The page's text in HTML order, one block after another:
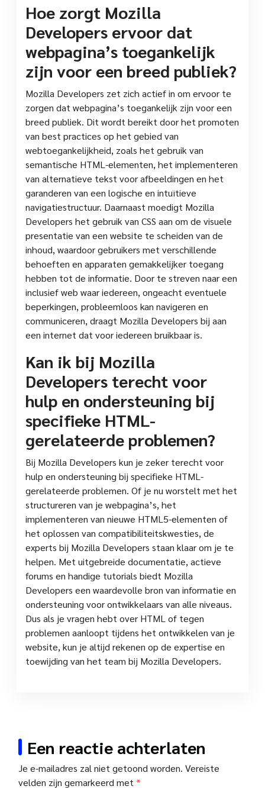
Hoe zorgt Mozilla
Developers ervoor dat
webpagina’s toegankelijk
zijn voor een breed publiek?
Mozilla Developers zet zich actief in om ervoor te
zorgen dat webpagina’s toegankelijk zijn voor een
breed publiek. Dit wordt bereikt door het promoten
van best practices op het gebied van
webtoegankelijkheid, zoals het gebruik van
semantische HTML-elementen, het implementeren
van alternatieve tekst voor afbeeldingen en het
garanderen van een logische en intuïtieve
navigatiestructuur. Daarnaast moedigt Mozilla
Developers het gebruik van CSS aan om de visuele
presentatie van een website te scheiden van de
inhoud, waardoor gebruikers met verschillende
behoeften en apparaten gemakkelijker toegang
hebben tot de informatie. Door te streven naar een
inclusief web waar iedereen, ongeacht eventuele
beperkingen, probleemloos kan navigeren en
communiceren, draagt Mozilla Developers bij aan
een internet dat voor iedereen bruikbaar is.
Kan ik bij Mozilla
Developers terecht voor
hulp en ondersteuning bij
specifieke HTML-
gerelateerde problemen?
Bij Mozilla Developers kun je zeker terecht voor
hulp en ondersteuning bij specifieke HTML-
gerelateerde problemen. Of je nu worstelt met het
structureren van je webpagina’s, het
implementeren van nieuwe HTML5-elementen of
het oplossen van compatibiliteitskwesties, de
experts bij Mozilla Developers staan klaar om je te
helpen. Met uitgebreide documentatie, actieve
forums en handige tutorials biedt Mozilla
Developers een waardevolle bron van informatie en
ondersteuning voor ontwikkelaars van alle niveaus.
Dus als je vragen hebt over HTML of tegen
problemen aanloopt tijdens het ontwikkelen van je
website, kun je altijd rekenen op de expertise en
toewijding van het team bij Mozilla Developers.
Een reactie achterlaten
Je e-mailadres zal niet getoond worden. Vereiste
velden zijn gemarkeerd met *